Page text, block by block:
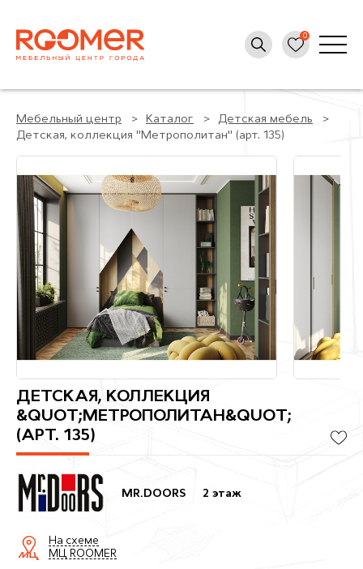
Мебельный центр Каталог
Детская мебель
Детская, коллекция "Метрополитан" (арт. 135)
ДЕТСКАЯ, КОЛЛЕКЦИЯ
&QUOT;МЕТРОПОЛИТАН&QUOT;
(АРТ. 135)
MR.DOORS 2 этаж
На схеме
МЦ ROOMER